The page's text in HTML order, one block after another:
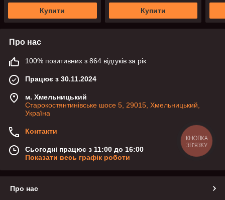
Купити Купити
Про нас
100% позитивних з 864 відгуків за рік
Працює з 30.11.2024
м. Хмельницький
Старокостянтинівське шосе 5, 29015, Хмельницький,
Україна
Контакти
Сьогодні працює з 11:00 до 16:00
Показати весь графік роботи
Про нас
КНОПКА
ЗВ'ЯЗКУ